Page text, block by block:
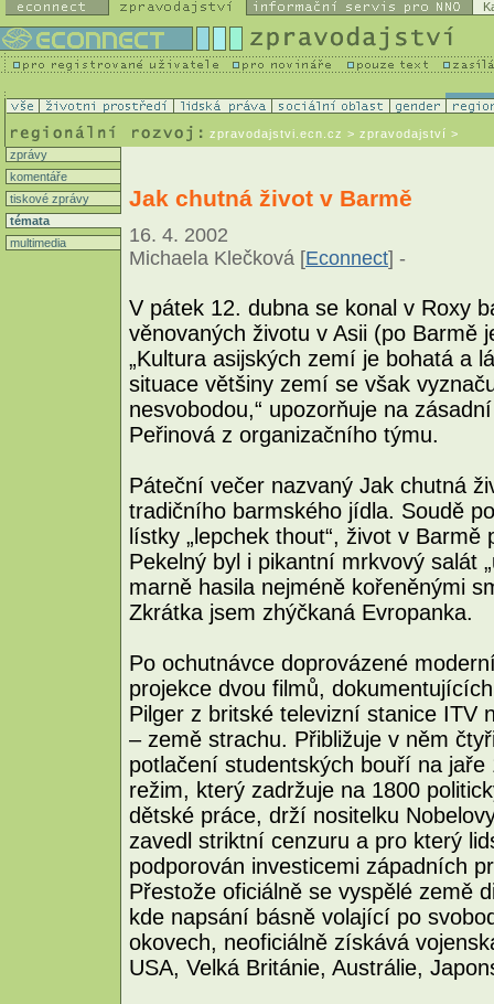
zpravodajstvi.ecn.cz > zpravodajství >
zprávy
komentáře
tiskové zprávy
témata
multimedia
Jak chutná život v Barmě
16. 4. 2002
Michaela Klečková [Econnect] -
V pátek 12. dubna se konal v Roxy
věnovaných životu v Asii (po Barmě
„Kultura asijských zemí je bohatá a
situace většiny zemí se však
nesvobodou,“ upozorňuje na
Peřinová z organizačního týmu.
Páteční večer nazvaný Jak chutná
tradičního barmského jídla. Soudě
lístky „lepchek thout“, život v
Pekelný byl i pikantní mrkvový salát
marně hasila nejméně kořeněnými
Zkrátka jsem zhýčkaná Evropanka.
Po ochutnávce doprovázené
projekce dvou filmů,
Pilger z britské televizní stanice ITV
– země strachu. Přibližuje v něm
potlačení studentských bouří na
režim, který zadržuje na 1800
dětské práce, drží nositelku
zavedl striktní cenzuru a pro který
podporován investicemi západních
Přestože oficiálně se vyspělé země
kde napsání básně volající po
okovech, neoficiálně získává
USA, Velká Británie, Austrálie,